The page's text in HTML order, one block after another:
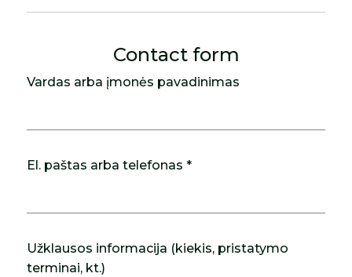
Contact form
Vardas arba įmonės pavadinimas
El. paštas arba telefonas *
Užklausos informacija (kiekis, pristatymo
terminai, kt.)